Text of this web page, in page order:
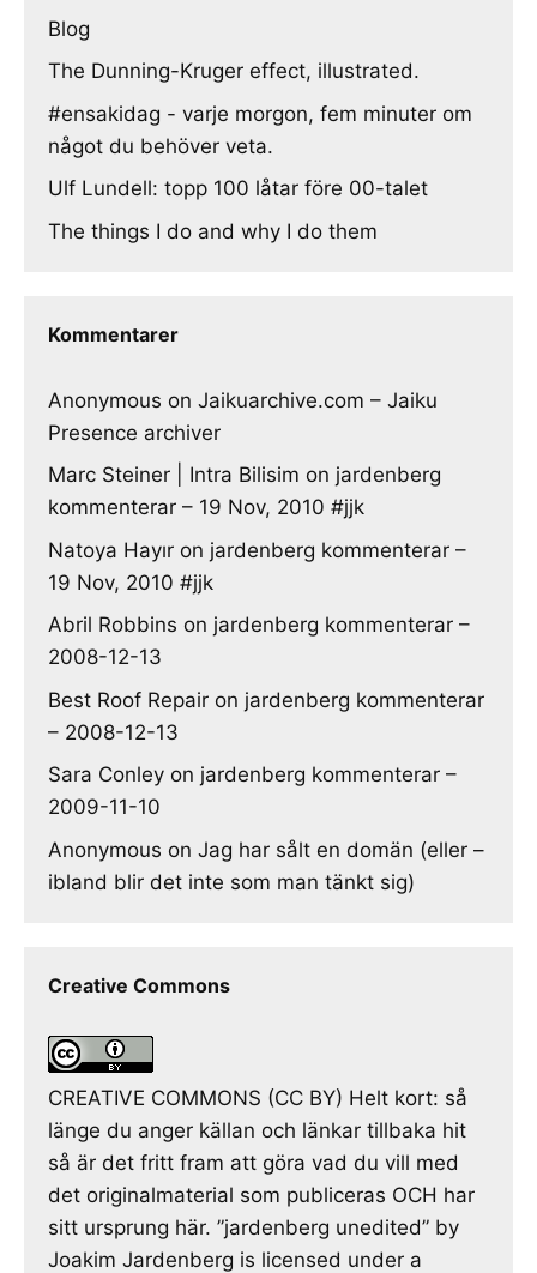
Blog
The Dunning-Kruger effect, illustrated.
#ensakidag - varje morgon, fem minuter om
något du behöver veta.
Ulf Lundell: topp 100 låtar före 00-talet
The things I do and why I do them
Kommentarer
Anonymous on Jaikuarchive.com – Jaiku
Presence archiver
Marc Steiner | Intra Bilisim on jardenberg
kommenterar – 19 Nov, 2010 #jjk
Natoya Hayır on jardenberg kommenterar –
19 Nov, 2010 #jjk
Abril Robbins on jardenberg kommenterar –
2008-12-13
Best Roof Repair on jardenberg kommenterar
– 2008-12-13
Sara Conley on jardenberg kommenterar –
2009-11-10
Anonymous on Jag har sålt en domän (eller –
ibland blir det inte som man tänkt sig)
Creative Commons
CREATIVE COMMONS (CC BY) Helt kort: så
länge du anger källan och länkar tillbaka hit
så är det fritt fram att göra vad du vill med
det originalmaterial som publiceras OCH har
sitt ursprung här. ”jardenberg unedited” by
Joakim Jardenberg is licensed under a